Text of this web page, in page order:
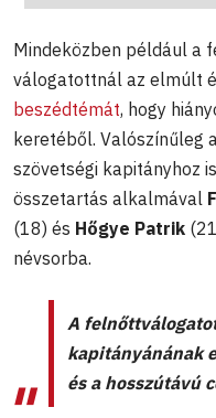
Mindeközben például a
válogatottnál az elmúlt
beszédtémát, hogy
keretéből. Valószínűleg
szövetségi kapitányhoz
összetartás alkalmával
(18) és Hőgye Patrik
névsorba.
A
kapitányánának
és a hosszútávú